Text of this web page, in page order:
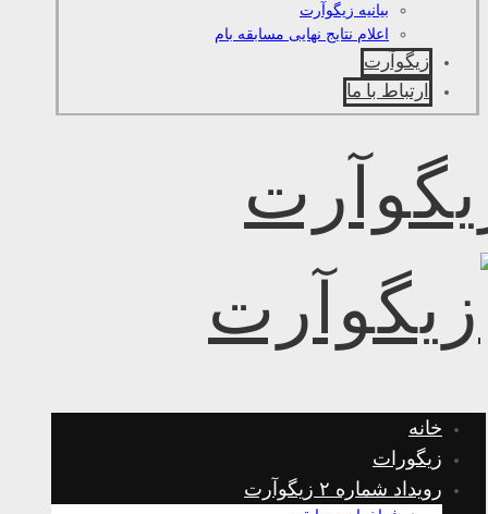
بیانیه زیگوآرت
اعلام نتایج نهایی مسابقه بام
زیگوآرت
ارتباط با ما
خانه
زیگورات
رویداد شماره ۲ زیگوآرت